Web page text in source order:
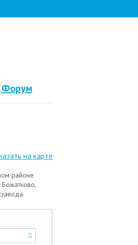
Форум
на карте
районе